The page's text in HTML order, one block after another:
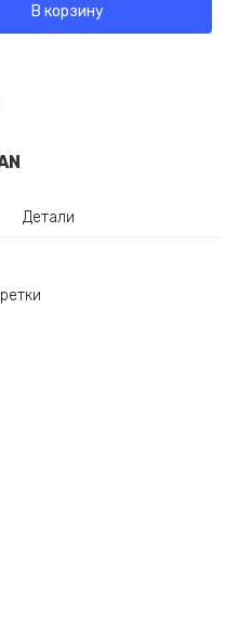
В корзину
Детали